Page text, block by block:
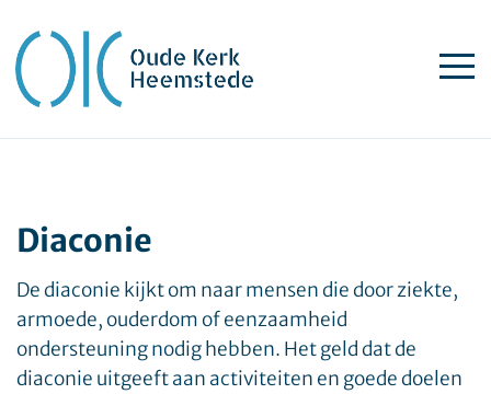
Diaconie
De diaconie kijkt om naar mensen die door ziekte,
armoede, ouderdom of eenzaamheid
ondersteuning nodig hebben. Het geld dat de
diaconie uitgeeft aan activiteiten en goede doelen